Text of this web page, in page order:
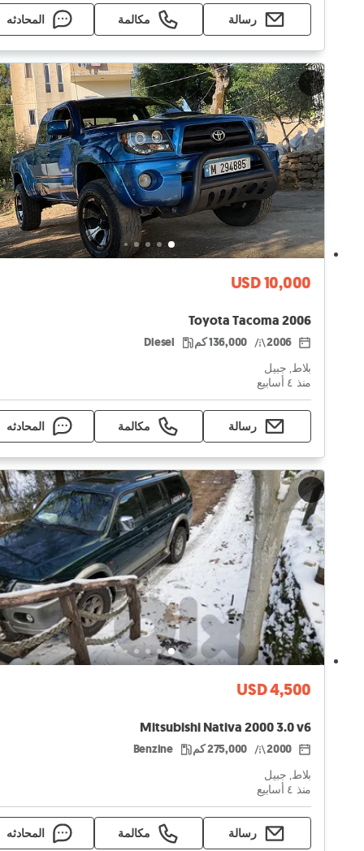
رسالة مكالمة المحادثه
USD 10,000
Toyota Tacoma 2006
2006 136,000 كم Diesel
بلاط, جبيل
منذ ٤ أسابيع
رسالة مكالمة المحادثه
USD 4,500
Mitsubishi Nativa 2000 3.0 v6
2000 275,000 كم Benzine
بلاط, جبيل
منذ ٤ أسابيع
رسالة مكالمة المحادثه